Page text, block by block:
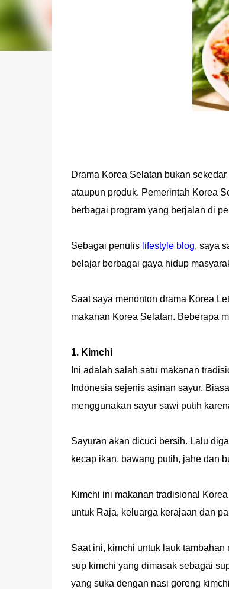
Drama Korea Selatan bukan
ataupun produk. Pemerintah Korea
berbagai program yang berjalan di
Sebagai penulis lifestyle blog, saya
belajar berbagai gaya hidup
Saat saya menonton drama Korea
makanan Korea Selatan. Beberapa
1. Kimchi
Ini adalah salah satu makanan
Indonesia sejenis asinan sayur.
menggunakan sayur sawi putih
Sayuran akan dicuci bersih. Lalu
kecap ikan, bawang putih, jahe dan
Kimchi ini makanan tradisional
untuk Raja, keluarga kerajaan dan
Saat ini, kimchi untuk lauk
sup kimchi yang dimasak sebagai
yang suka dengan nasi goreng